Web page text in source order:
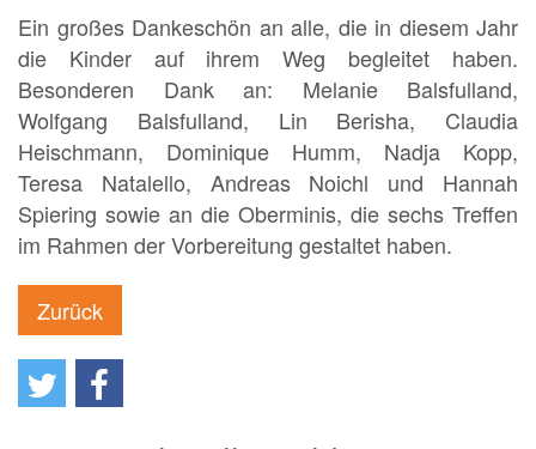
Ein großes Dankeschön an alle, die in diesem Jahr
die Kinder auf ihrem Weg begleitet haben.
Besonderen Dank an: Melanie Balsfulland,
Wolfgang Balsfulland, Lin Berisha, Claudia
Heischmann, Dominique Humm, Nadja Kopp,
Teresa Natalello, Andreas Noichl und Hannah
Spiering sowie an die Oberminis, die sechs Treffen
im Rahmen der Vorbereitung gestaltet haben.
Zurück